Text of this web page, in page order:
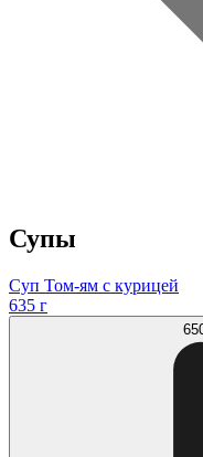
Супы
Суп Том-ям с курицей
635 г